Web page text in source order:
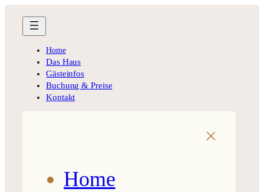
Inhalt
springen
Home
Das Haus
Gästeinfos
Buchung & Preise
Kontakt
Home